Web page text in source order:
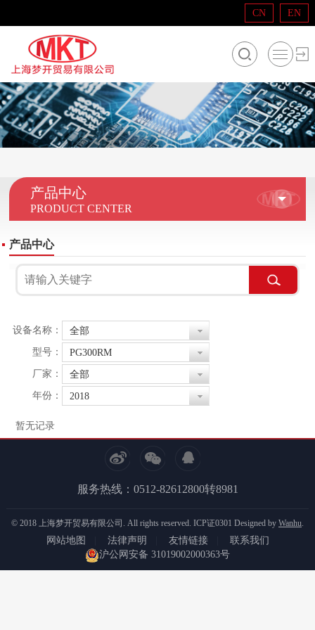
CN EN
产品中心
PRODUCT CENTER
产品中心
设备名称：
全部
型号：
PG300RM
厂家：
全部
年份：
2018
暂无记录
服务热线：0512-82612800转8981
© 2018 上海梦开贸易有限公司. All rights reserved. ICP证0301 Designed by Wanhu.
网站地图 法律声明 友情链接
联系我们
沪公网安备 31019002000363号